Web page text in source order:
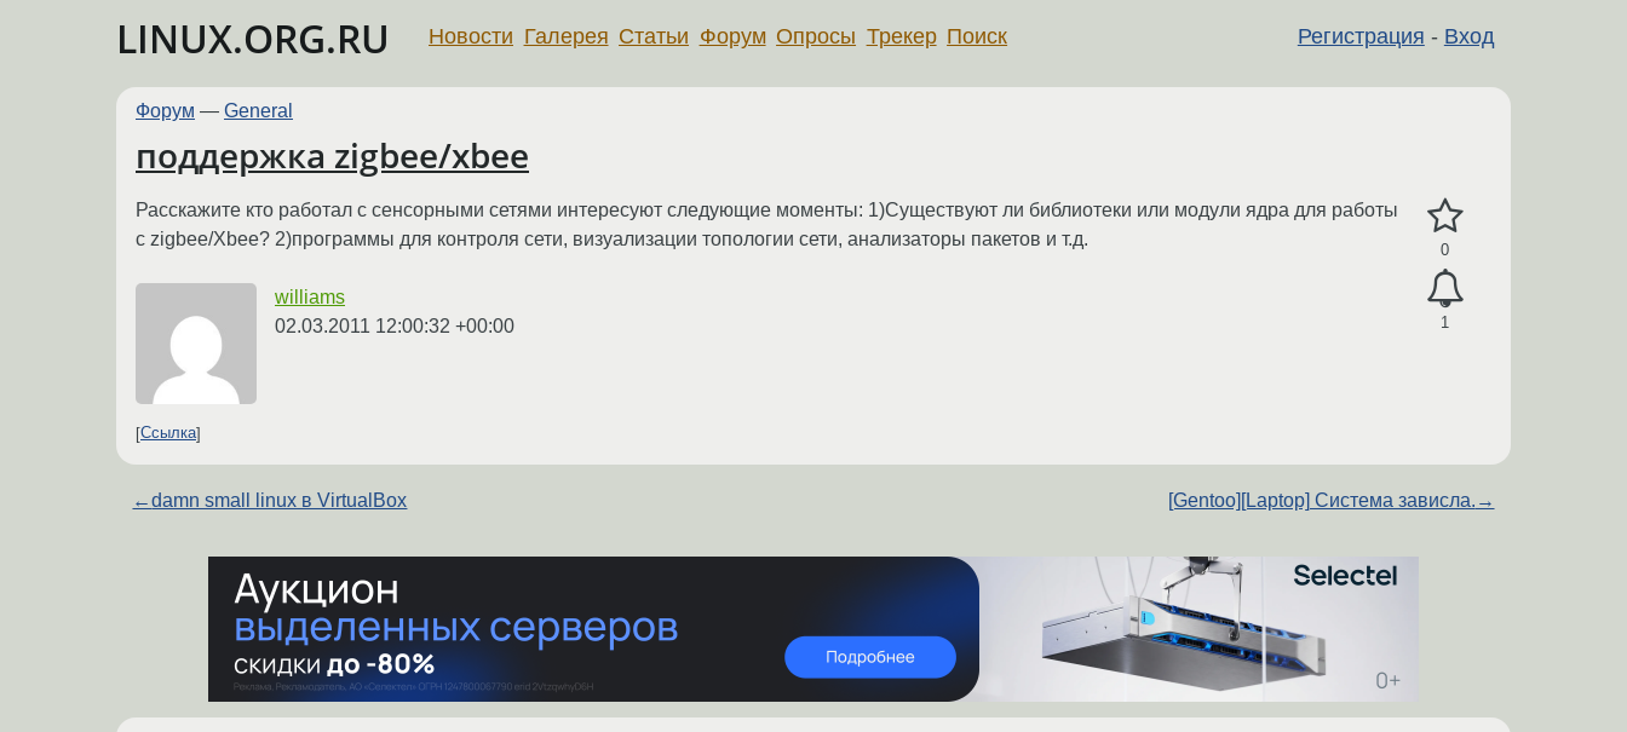
LINUX.ORG.RU Регистрация - Вход
Новости Галерея Статьи Форум Опросы Трекер Поиск
Форум — General
поддержка zigbee/xbee
0
1
Расскажите кто работал с сенсорными сетями интересуют следующие моменты: 1)Существуют ли библиотеки или модули ядра для работы
с zigbee/Xbee? 2)программы для контроля сети, визуализации топологии сети, анализаторы пакетов и т.д.
williams
02.03.2011 12:00:32 +00:00
Ссылка
←damn small linux в VirtualBox [Gentoo][Laptop] Система зависла. →